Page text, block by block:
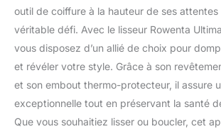
outil de coiffure à la hauteur de ses
véritable défi. Avec le lisseur Rowenta
vous disposez d’un allié de choix pour
et révéler votre style. Grâce à son
et son embout thermo-protecteur, il assure
exceptionnelle tout en préservant la santé
Que vous souhaitiez lisser ou boucler, cet